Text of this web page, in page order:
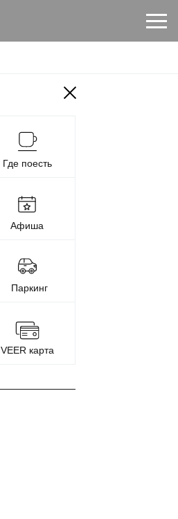
Где поесть
Паркинг
Афиша
VEER карта